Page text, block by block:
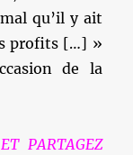
qu’il y ait
profits […] »
de la
PARTAGEZ